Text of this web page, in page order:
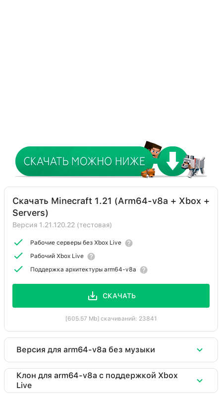
Скачать Minecraft 1.21 (Arm64-v8a + Xbox +
Servers)
Версия 1.21.120.22 (тестовая)
Рабочие серверы без Xbox Live
Рабочий Xbox Live
Поддержка архитектуры arm64-v8a
СКАЧАТЬ
[605.57 Mb] скачиваний: 23841
Версия для arm64-v8a без музыки
Скачать Minecraft 1.21 (Arm64-v8a + Xbox +
Servers)
Клон для arm64-v8a c поддержкой Xbox
Live